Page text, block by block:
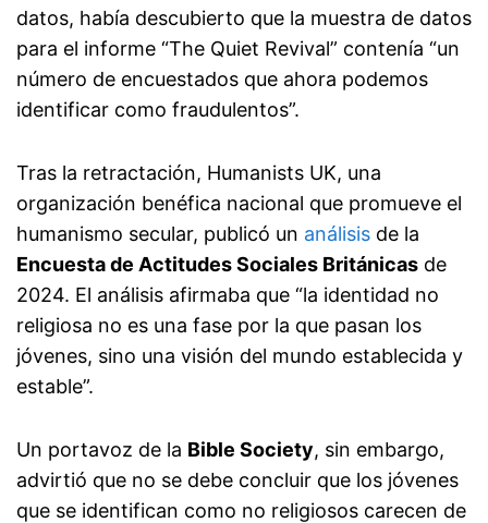
datos, había descubierto que la muestra de datos
para el informe “The Quiet Revival” contenía “un
número de encuestados que ahora podemos
identificar como fraudulentos”.
Tras la retractación, Humanists UK, una
organización benéfica nacional que promueve el
humanismo secular, publicó un análisis de la
Encuesta de Actitudes Sociales Británicas de
2024. El análisis afirmaba que “la identidad no
religiosa no es una fase por la que pasan los
jóvenes, sino una visión del mundo establecida y
estable”.
Un portavoz de la Bible Society, sin embargo,
advirtió que no se debe concluir que los jóvenes
que se identifican como no religiosos carecen de